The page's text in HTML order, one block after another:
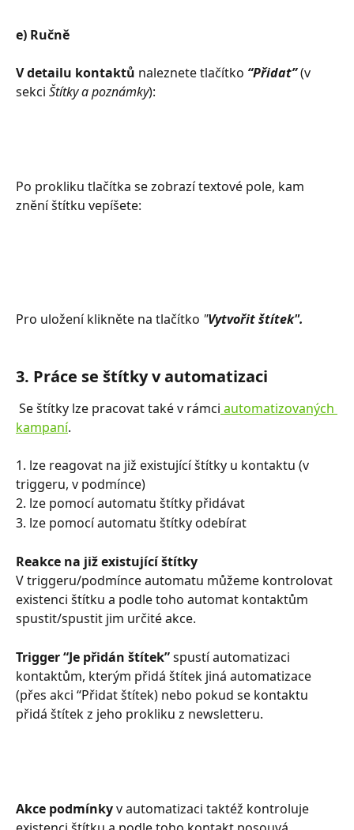
e) Ručně
V detailu kontaktů naleznete tlačítko “Přidat” (v
sekci Štítky a poznámky):
​Po prokliku tlačítka se zobrazí textové pole, kam
znění štítku vepíšete:
Pro uložení klikněte na tlačítko "Vytvořit štítek".
3. Práce se štítky v automatizaci
Se štítky lze pracovat také v rámci automatizovaných
kampaní.
1. lze reagovat na již existující štítky u kontaktu (v
triggeru, v podmínce)
2. lze pomocí automatu štítky přidávat
3. lze pomocí automatu štítky odebírat
Reakce na již existující štítky
V triggeru/podmínce automatu můžeme kontrolovat
existenci štítku a podle toho automat kontaktům
spustit/spustit jim určité akce.
Trigger “Je přidán štítek” spustí automatizaci
kontaktům, kterým přidá štítek jiná automatizace
(přes akci “Přidat štítek) nebo pokud se kontaktu
přidá štítek z jeho prokliku z newsletteru.
Akce podmínky v automatizaci taktéž kontroluje